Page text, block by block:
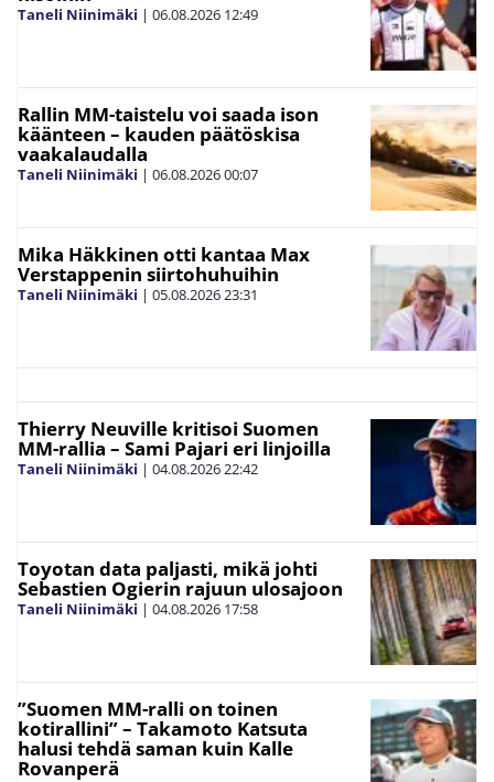
Taneli Niinimäki | 06.08.2026 12:49
Rallin MM-taistelu voi saada ison
käänteen – kauden päätöskisa
vaakalaudalla
Taneli Niinimäki | 06.08.202600:07
Mika Häkkinen otti kantaa Max
Verstappenin siirtohuhuihin
Taneli Niinimäki | 05.08.202623:31
Thierry Neuville kritisoi Suomen
MM-rallia – Sami Pajari eri linjoilla
Taneli Niinimäki | 04.08.202622:42
Toyotan data paljasti, mikä johti
Sebastien Ogierin rajuun ulosajoon
Taneli Niinimäki | 04.08.2026 17:58
”Suomen MM-ralli on toinen
kotirallini” – Takamoto Katsuta
halusi tehdä saman kuin Kalle
Rovanperä